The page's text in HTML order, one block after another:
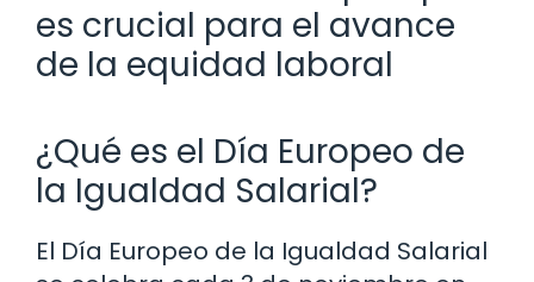
es crucial para el avance
de la equidad laboral
¿Qué es el Día Europeo de
la Igualdad Salarial?
El Día Europeo de la Igualdad Salarial